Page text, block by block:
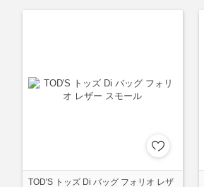
TOD'S トッズ Di バッグ フォリオ レザ